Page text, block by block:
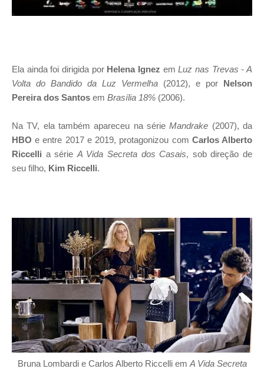
Ela ainda foi dirigida por Helena Ignez emLuz nas Trevas - A
Volta do Bandido da Luz Vermelha (2012), e por Nelson
Pereira dos Santos em Brasília 18% (2006).
Na TV, ela também apareceu na sérieMandrake (2007), da
HBO e entre 2017 e 2019, protagonizou com Carlos Alberto
Riccelli a série A Vida Secreta dos Casais, sob direção de
seu filho, Kim Riccelli.
Bruna Lombardi e Carlos Alberto Riccelli em A Vida Secreta